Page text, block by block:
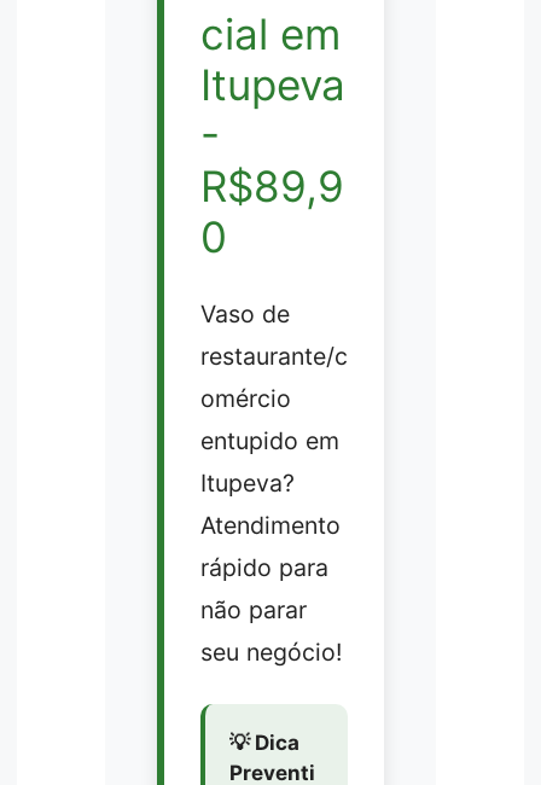
cial em
Itupeva
-
R$89,9
0
Vaso de
restaurante/c
omércio
entupido em
Itupeva?
Atendimento
rápido para
não parar
seu negócio!
💡 Dica
Preventi